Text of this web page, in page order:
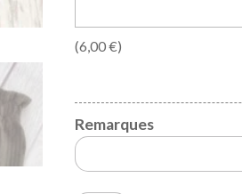
(6,00€)
Remarques